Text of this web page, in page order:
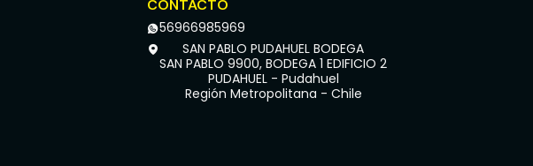
CONTACTO
56966985969
SAN PABLO PUDAHUEL BODEGA
SAN PABLO 9900, BODEGA 1 EDIFICIO 2
PUDAHUEL - Pudahuel
Región Metropolitana - Chile